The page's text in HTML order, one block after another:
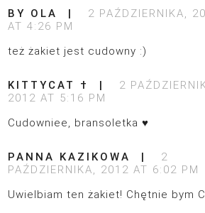
BY OLA
2 PAŹDZIERNIKA,
AT 4:26 PM
też żakiet jest cudowny :)
KITTYCAT †
2
2012 AT 5:16 PM
Cudowniee, bransoletka ♥
PANNA KAZIKOWA
2
PAŹDZIERNIKA, 2012 AT 6:02 PM
Uwielbiam ten żakiet! Chętnie bym